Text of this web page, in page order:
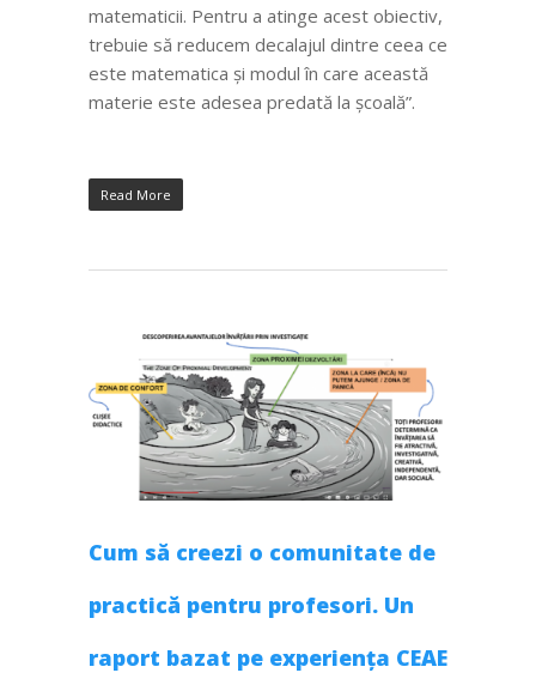
matematicii. Pentru a atinge acest obiectiv,
trebuie să reducem decalajul dintre ceea ce
este matematica și modul în care această
materie este adesea predată la școală”.
Read More
Cum să creezi o comunitate de
practică pentru profesori. Un
raport bazat pe experiența CEAE